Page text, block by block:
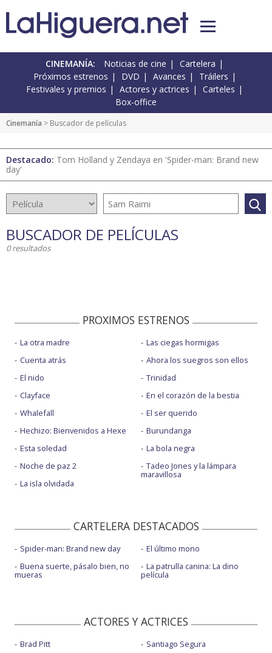
CINEMANÍA: Noticias de cine
Cartelera
Próximos estrenos
DVD Avances
Tráilers
Festivales y premios
Actores y actrices
Carteles
Box-office
Cinemanía > Buscador de películas
Destacado: Tom Holland y Zendaya en 'Spider-man: Brand new
day'
BUSCADOR DE PELÍCULAS
0 resultados
PROXIMOS ESTRENOS
La otra madre
Cuenta atrás
El nido
Clayface
Whalefall
Hechizo: Bienvenidos a Hexe
Esta soledad
Noche de paz 2
La isla olvidada
Las ciegas hormigas
Ahora los suegros son ellos
Trinidad
En el corazón de la bestia
El ser querido
Burundanga
La bola negra
Tadeo Jones y la lámpara
maravillosa
CARTELERA DESTACADOS
Spider-man: Brand new day
Buena suerte, pásalo bien, no
mueras
El último mono
La patrulla canina: La dino
película
ACTORES Y ACTRICES
Brad Pitt
Santiago Segura